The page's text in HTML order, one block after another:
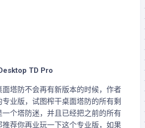
TD Pro
塔防不会再有新版本的时候，作者
业版，试图榨干桌面塔防的所有剩
个塔防迷，并且已经把之前的所有
荐你再业玩一下这个专业版，如果